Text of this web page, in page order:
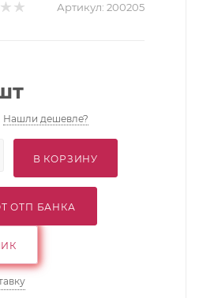
Артикул: 200205
Нашли дешевле?
В КОРЗИНУ
ОТП БАНКА